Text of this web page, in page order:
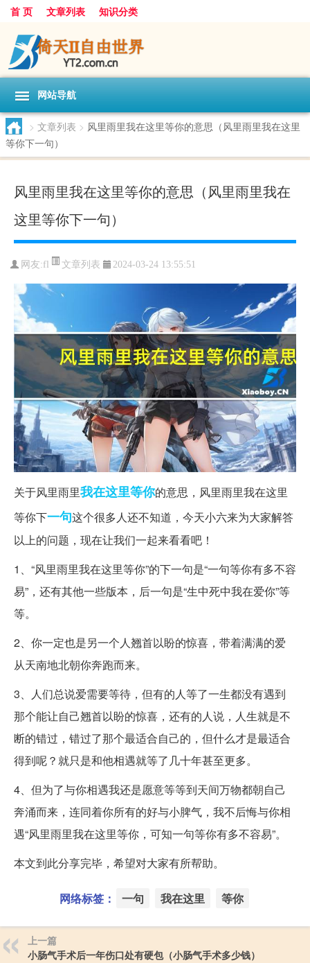
首 页 文章列表 知识分类
网站导航
> 文章列表 > 风里雨里我在这里等你的意思（风里雨里我在这里
等你下一句）
风里雨里我在这里等你的意思（风里雨里我在
这里等你下一句）
网友:fl 文章列表 2024-03-24 13:55:51
关于风里雨里我在这里等你的意思，风里雨里我在这里
等你下一句这个很多人还不知道，今天小六来为大家解答
以上的问题，现在让我们一起来看看吧！
1、“风里雨里我在这里等你”的下一句是“一句等你有多不容
易”，还有其他一些版本，后一句是“生中死中我在爱你”等
等。
2、你一定也是另一个人翘首以盼的惊喜，带着满满的爱
从天南地北朝你奔跑而来。
3、人们总说爱需要等待，但有的人等了一生都没有遇到
那个能让自己翘首以盼的惊喜，还有的人说，人生就是不
断的错过，错过了那个最适合自己的，但什么才是最适合
得到呢？就只是和他相遇就等了几十年甚至更多。
4、但为了与你相遇我还是愿意等等到天间万物都朝自己
奔涌而来，连同着你所有的好与小脾气，我不后悔与你相
遇“风里雨里我在这里等你，可知一句等你有多不容易”。
本文到此分享完毕，希望对大家有所帮助。
网络标签： 一句 我在这里 等你
上一篇
小肠气手术后一年伤口处有硬包（小肠气手术多少钱）